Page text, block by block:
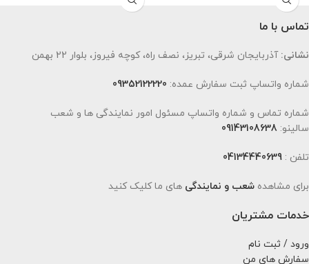
تماس با ما
نشانی: آذربایجان شرقی، تبریز، نصف راه، کوچه فیروز، بلوار 22 بهمن
شماره واتساپ ثبت سفارش عمده: 09352122220
شماره تماس و شماره واتساپ مسئول امور نمایندگی ها و شعب
سالینو: 09143108638
تلفن : 04134440639
برای مشاهده شعب و نمایندگی های ما کلیک کنید
خدمات مشتریان
ورود / ثبت نام
سفارش های من